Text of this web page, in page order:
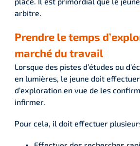
arbitre.
Prendre le temps
marché du travail
Lorsque des pistes d’études ou
en lumières, le jeune doit
d’exploration en vue de les
infirmer.
Pour cela, il doit effectuer